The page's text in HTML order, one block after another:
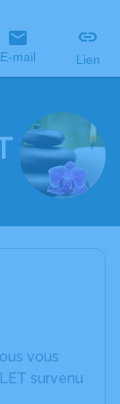
E-mail Lien
vous
survenu